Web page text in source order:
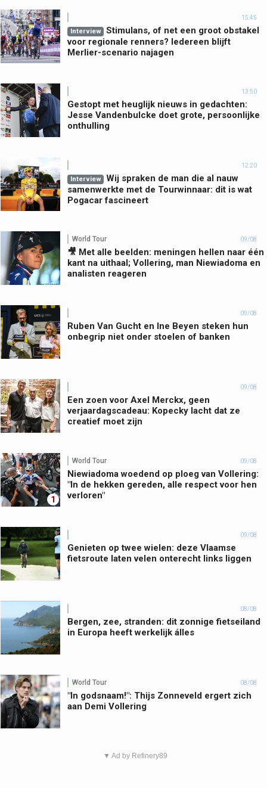
15:45
Interview
Stimulans, of net een groot obstakel
voor regionale renners? Iedereen blijft
Merlier-scenario najagen
13:50
Gestopt met heuglijk nieuws in gedachten:
Jesse Vandenbulcke doet grote, persoonlijke
onthulling
12:20
Interview
Wij spraken de man die al nauw
samenwerkte met de Tourwinnaar: dit is wat
Pogacar fascineert
World Tour 09/08
🎥 Met alle beelden: meningen hellen naar één
kant na uithaal; Vollering, man Niewiadoma en
analisten reageren
09/08
Ruben Van Gucht en Ine Beyen steken hun
onbegrip niet onder stoelen of banken
09/08
Een zoen voor Axel Merckx, geen
verjaardagscadeau: Kopecky lacht dat ze
creatief moet zijn
1
World Tour 09/08
Niewiadoma woedend op ploeg van Vollering:
"In de hekken gereden, alle respect voor hen
verloren"
09/08
Genieten op twee wielen: deze Vlaamse
fietsroute laten velen onterecht links liggen
08/08
Bergen, zee, stranden: dit zonnige fietseiland
in Europa heeft werkelijk álles
World Tour 08/08
"In godsnaam!": Thijs Zonneveld ergert zich
aan Demi Vollering
▼ Ad by Refinery89